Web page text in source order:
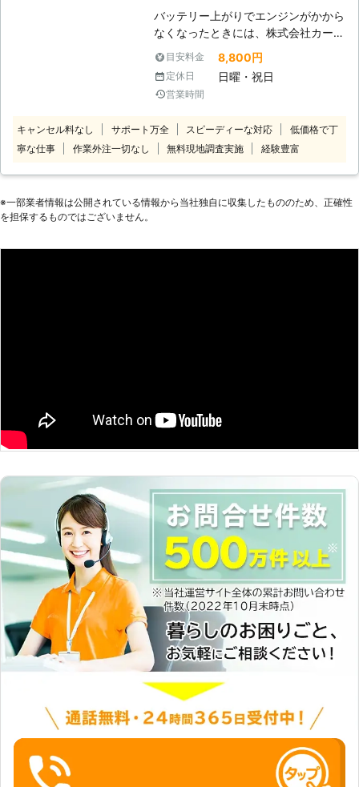
任せください。 エービーエフコーポ
レーションは、鳥取県米子市を中心に
テリー上がり以外にもさまざまなサー
ビスを展開していますので、日常生活
のことでお困り・お悩みのことがあり
い。
もエンジン始動に伺いますので、お気
軽にお電話ください。ジャンピングに
よりエンジンを動かし、走行できる状
態に戻します！ 【整備士在籍！車屋
さんによる対応で安心】 愛車を預け
るのなら、信頼できる相手に任せたい
め、店舗では車検や修理設備なども手
掛けています。整備士も在籍してお
も車のプロが駆けつけます。 もしも
かない車をレッカー移動することもで
全に運転できますよ。 車のことは全
般対応していますので、何かご不安な
ことやお困りのことがあれば当店にお
ます。 【実際の施工実績】 ●鳥取県
鳥取市 依頼内容：エンジンがかから
なくなった。 メーカー：トヨタ 料
金：5,000円 ※税込価格です。 ※依頼
内容に応じて料金は変動します。
バッテリー上がりでエンジンがかから
なくなったときには、株式会社カーハ
ウスプロテクにお任せ！ 急なトラブ
ルにも最短15分で駆けつけ、エンジ
ン始動をおこないます。バッテリー上
がりは地域の頼れる車屋さんの当店に
鳥取市を拠点に地域密着対応> 当店は
鳥取市千代水に拠点をおき、地域密着
た！」というときも、15キロ圏内な
のメンテナンスまでいつも頼っていた
を与えて大変不便になってしまいま
換がおすすめです。当店でも対応して
ます。バッテリー上がりの予防にもな
りますので「もう長くバッテリー交換
していない」というときにはご相談承
ります。 <普段から頼れる車の修理屋
さんです！> 当店は湖山駅から車で5
分のところに位置し、車のメンテナン
スや板金・販売など対応しています。
車の不具合や気になることがあれば力
になりますので、お気軽にご相談くだ
さい。 <実際の施工実績> ●鳥取県鳥
取市 依頼内容：車内灯をつけたまま
にしたらエンジンがかからなくなっ
た。 メーカー：ニッサン 料金：
8,800円 ※税込価格です。 ※依頼内容
によって料金は変動します。
目安料金 8,800円
定休日 日曜・祝日
営業時間
キャンセル料なし サポート万全 スピーディーな対応
低価格で丁
寧な仕事
作業外注一切なし 無料現地調査実施 経験豊富
※⼀部業者情報は公開されている情報から当社独⾃に収集したもののため、正確性
を担保するものではございません。